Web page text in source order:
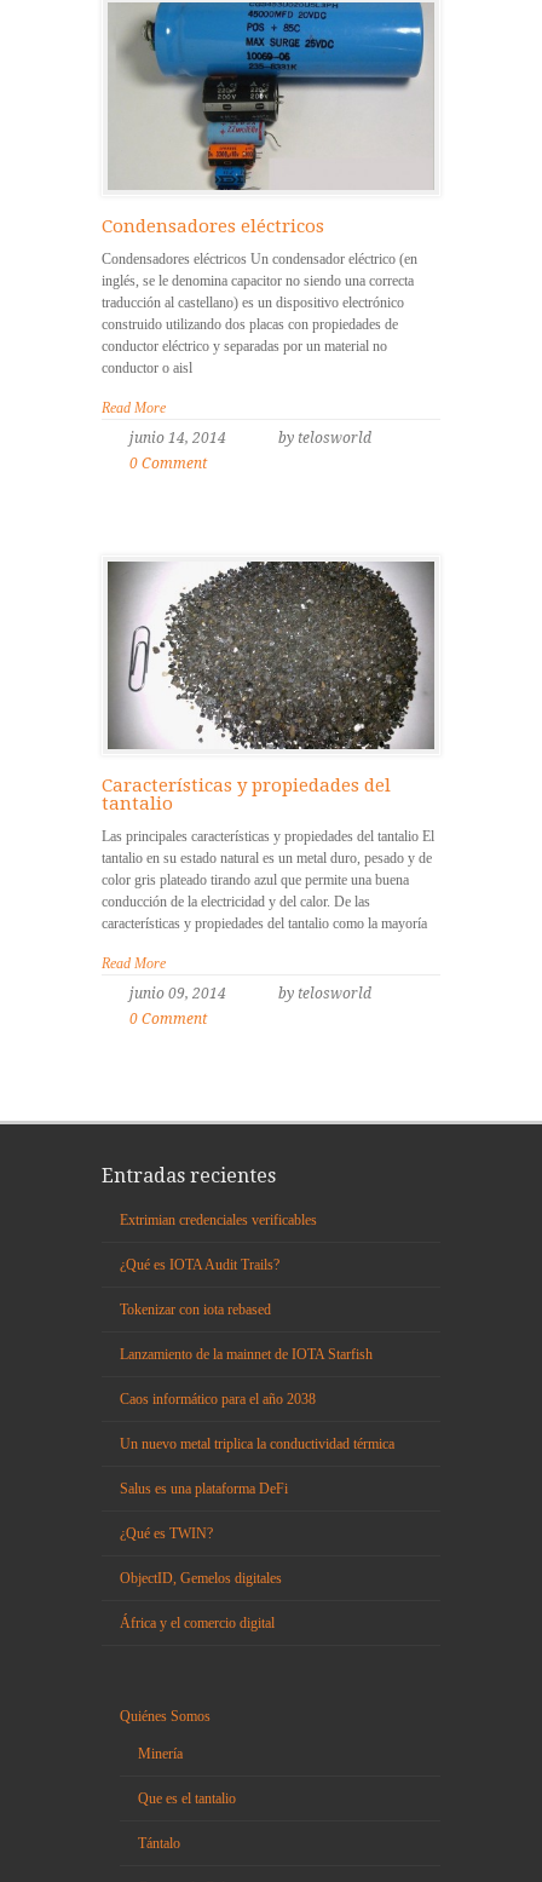
Condensadores eléctricos
Condensadores eléctricos Un condensador eléctrico (en
inglés, se le denomina capacitor no siendo una correcta
traducción al castellano) es un dispositivo electrónico
construido utilizando dos placas con propiedades de
conductor eléctrico y separadas por un material no
conductor o aisl
Read More
junio 14, 2014
by telosworld
0 Comment
Características y propiedades del
tantalio
Las principales características y propiedades del tantalio El
tantalio en su estado natural es un metal duro, pesado y de
color gris plateado tirando azul que permite una buena
conducción de la electricidad y del calor. De las
características y propiedades del tantalio como la mayoría
Read More
junio 09, 2014
by telosworld
0 Comment
Entradas recientes
Extrimian credenciales verificables
¿Qué es IOTA Audit Trails?
Tokenizar con iota rebased
Lanzamiento de la mainnet de IOTA Starfish
Caos informático para el año 2038
Un nuevo metal triplica la conductividad térmica
Salus es una plataforma DeFi
¿Qué es TWIN?
ObjectID, Gemelos digitales
África y el comercio digital
Quiénes Somos
Minería
Que es el tantalio
Tántalo